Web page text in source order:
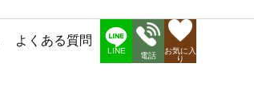
よくある質問
LINE 電話
お気に入
り